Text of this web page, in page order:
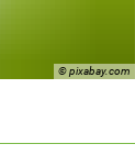
© pixabay.com